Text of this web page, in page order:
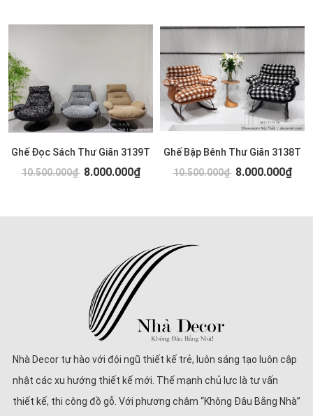
Ghế Đọc Sách Thư Giãn 3139T
10.500.000₫ 8.000.000₫
Ghế Bập Bênh Thư Giãn 3138T
10.500.000₫ 8.000.000₫
Nhà Decor tự hào với đội ngũ thiết kế trẻ, luôn sáng tạo luôn cập
nhật các xu hướng thiết kế mới. Thế mạnh chủ lực là tư vấn
thiết kế, thi công đồ gỗ. Với phương châm “Không Đâu Bằng Nhà”